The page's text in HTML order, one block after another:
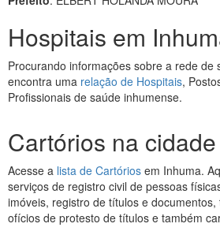
Hospitais em
Procurando informações sobre a rede de
encontra uma relação de Hospitais,
Profissionais de saúde inhumense.
Cartórios na
Acesse a lista de Cartórios em Inhuma.
serviços de registro civil de pessoas
imóveis, registro de títulos e
ofícios de protesto de títulos e também